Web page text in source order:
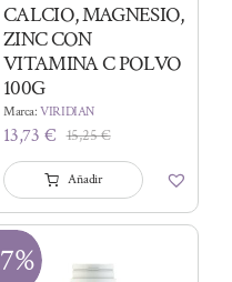
CALCIO, MAGNESIO,
ZINC CON
VITAMINA C POLVO
100G
Marca:VIRIDIAN
15,25€El
precio
original
era:
13,73 €
El
precio
actual
es:
Añadir
7%